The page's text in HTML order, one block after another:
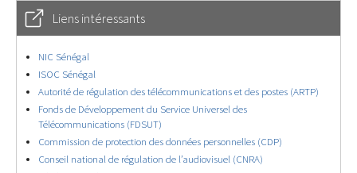
Liens intéressants
NIC Sénégal
ISOC Sénégal
Autorité de régulation des télécommunications et des postes (ARTP)
Fonds de Développement du Service Universel des
Télécommunications (FDSUT)
Commission de protection des données personnelles (CDP)
Conseil national de régulation de l’audiovisuel (CNRA)